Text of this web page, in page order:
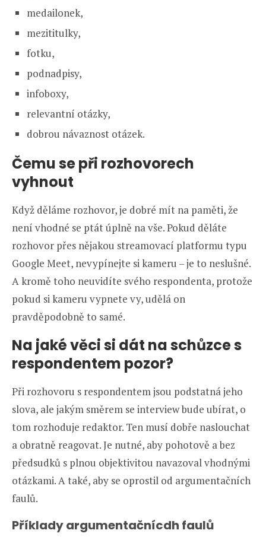
medailonek,
mezititulky,
fotku,
podnadpisy,
infoboxy,
relevantní otázky,
dobrou návaznost otázek.
Čemu se při rozhovorech
vyhnout
Když děláme rozhovor, je dobré mít na paměti, že
není vhodné se ptát úplně na vše. Pokud děláte
rozhovor přes nějakou streamovací platformu typu
Google Meet, nevypínejte si kameru – je to neslušné.
A kromě toho neuvidíte svého respondenta, protože
pokud si kameru vypnete vy, udělá on
pravděpodobně to samé.
Na jaké věci si dát na schůzce s
respondentem pozor?
Při rozhovoru s respondentem jsou podstatná jeho
slova, ale jakým směrem se interview bude ubírat, o
tom rozhoduje redaktor. Ten musí dobře naslouchat
a obratně reagovat. Je nutné, aby pohotově a bez
předsudků s plnou objektivitou navazoval vhodnými
otázkami. A také, aby se oprostil od argumentačních
faulů.
Příklady argumentačnícdh faulů